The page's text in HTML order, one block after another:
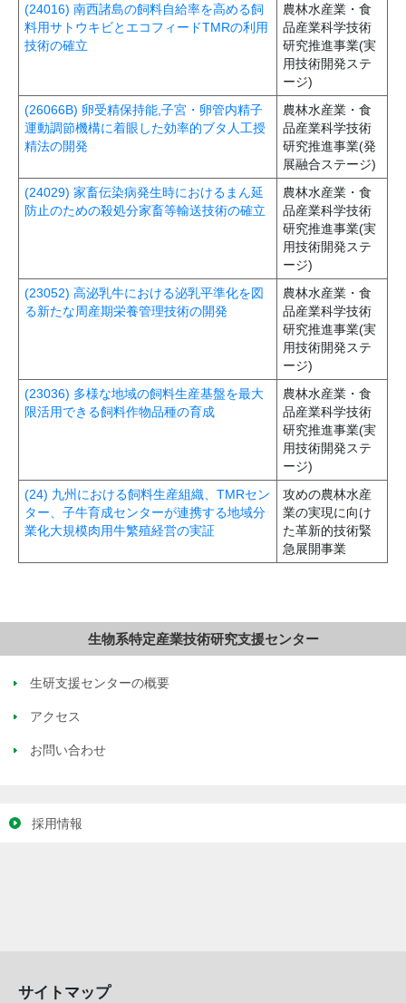
(24016) 南西諸島の飼料自給率を高める飼
料用サトウキビとエコフィードTMRの利用
技術の確立
農林水産業・食
品産業科学技術
研究推進事業(実
用技術開発ステ
ージ)
(26066B) 卵受精保持能,子宮・卵管内精子
運動調節機構に着眼した効率的ブタ人工授
精法の開発
農林水産業・食
品産業科学技術
研究推進事業(発
展融合ステージ)
(24029) 家畜伝染病発生時におけるまん延
防止のための殺処分家畜等輸送技術の確立
農林水産業・食
品産業科学技術
研究推進事業(実
用技術開発ステ
ージ)
(23052) 高泌乳牛における泌乳平準化を図
る新たな周産期栄養管理技術の開発
農林水産業・食
品産業科学技術
研究推進事業(実
用技術開発ステ
ージ)
(23036) 多様な地域の飼料生産基盤を最大
限活用できる飼料作物品種の育成
農林水産業・食
品産業科学技術
研究推進事業(実
用技術開発ステ
ージ)
(24) 九州における飼料生産組織、TMRセン
ター、子牛育成センターが連携する地域分
業化大規模肉用牛繁殖経営の実証
攻めの農林水産
業の実現に向け
た革新的技術緊
急展開事業
生物系特定産業技術研究支援センター
生研支援センターの概要
アクセス
お問い合わせ
採用情報
サイトマップ